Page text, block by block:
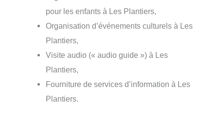
pour les enfants à Les Plantiers,
Organisation d’événements culturels à Les
Plantiers,
Visite audio (« audio guide ») à Les
Plantiers,
Fourniture de services d’information à Les
Plantiers.